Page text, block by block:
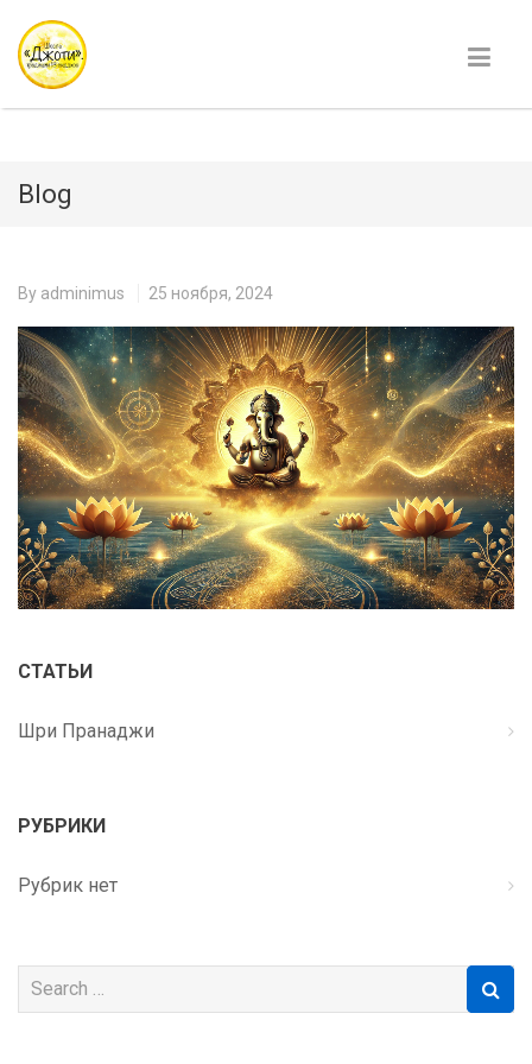
Blog
By adminimus 25 ноября, 2024
СТАТЬИ
Шри Пранаджи
РУБРИКИ
Рубрик нет